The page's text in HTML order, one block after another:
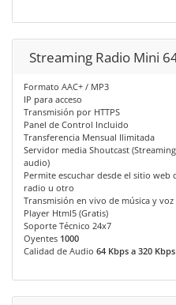
Streaming Radio Mini
Formato AAC+ / MP3
IP para acceso
Transmisión por HTTPS
Panel de Control Incluido
Transferencia Mensual Ilimitada
Servidor media Shoutcast (Streaming
audio)
Permite escuchar desde el sitio web
radio u otro
Transmisión en vivo de música y voz
Player Html5 (Gratis)
Soporte Técnico 24x7
Oyentes 1000
Calidad de Audio 64 Kbps a 320 Kbps